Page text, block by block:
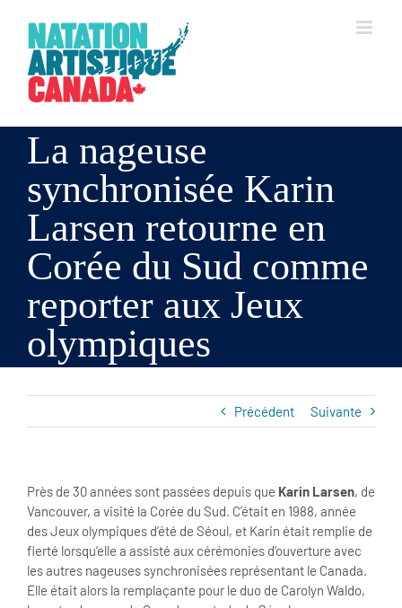
content
La nageuse
synchronisée Karin
Larsen retourne en
Corée du Sud comme
reporter aux Jeux
olympiques
Précédent Suivante
Près de 30 années sont passées depuis que Karin Larsen, de
Vancouver, a visité la Corée du Sud. C’était en 1988, année
des Jeux olympiques d’été de Séoul, et Karin était remplie de
fierté lorsqu’elle a assisté aux cérémonies d’ouverture avec
les autres nageuses synchronisées représentant le Canada.
Elle était alors la remplaçante pour le duo de Carolyn Waldo,